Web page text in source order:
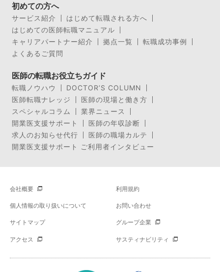
初めての方へ
サービス紹介
はじめて転職される方へ
はじめての医師転職マニュアル
キャリアパートナー紹介
拠点一覧
転職成功事例
よくあるご質問
医師の転職お役立ちガイド
転職ノウハウ
DOCTOR’S COLUMN
医師転職ナレッジ
医師の現場と働き方
スペシャルコラム
業界ニュース
開業医支援サポート
医師の年収診断
求人のお知らせ代行
医師の職場カルテ
開業医支援サポート ご利用者インタビュー
会社概要 利用規約
個人情報の取り扱いについて お問い合わせ
サイトマップ グループ企業
アクセス サスティナビリティ